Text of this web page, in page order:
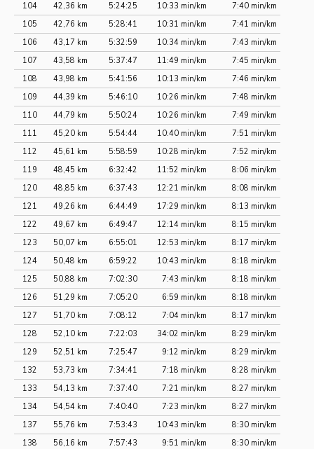
104
42,36 km 5:24:25 10:33 min/km
7:40 min/km
105
42,76 km 5:28:41 10:31 min/km
7:41 min/km
106
43,17 km 5:32:59 10:34 min/km
7:43 min/km
107
43,58 km 5:37:47 11:49 min/km
7:45 min/km
108
43,98 km 5:41:56 10:13 min/km
7:46 min/km
109
44,39 km 5:46:10 10:26 min/km
7:48 min/km
110
44,79 km 5:50:24 10:26 min/km
7:49 min/km
111
45,20 km 5:54:44 10:40 min/km
7:51 min/km
112
45,61 km 5:58:59 10:28 min/km
7:52 min/km
119
48,45 km 6:32:42 11:52 min/km
8:06 min/km
120
48,85 km 6:37:43 12:21 min/km
8:08 min/km
121
49,26 km 6:44:49 17:29 min/km
8:13 min/km
122
49,67 km 6:49:47 12:14 min/km
8:15 min/km
123
50,07 km 6:55:01 12:53 min/km
8:17 min/km
124
50,48 km 6:59:22 10:43 min/km
8:18 min/km
125
50,88 km 7:02:30 7:43 min/km
8:18 min/km
126
51,29 km 7:05:20 6:59 min/km
8:18 min/km
127
51,70 km 7:08:12 7:04 min/km
8:17 min/km
128
52,10 km 7:22:03 34:02 min/km
8:29 min/km
129
52,51 km 7:25:47 9:12 min/km
8:29 min/km
132
53,73 km 7:34:41 7:18 min/km
8:28 min/km
133
54,13 km 7:37:40 7:21 min/km
8:27 min/km
134
54,54 km 7:40:40 7:23 min/km
8:27 min/km
137
55,76 km 7:53:43 10:43 min/km
8:30 min/km
138
56,16 km 7:57:43 9:51 min/km
8:30 min/km